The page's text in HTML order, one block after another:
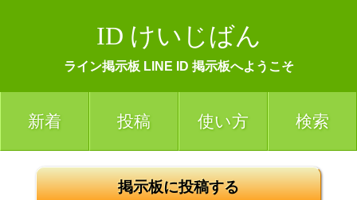
ID けいじばん
ライン掲示板 LINE ID 掲示板へようこそ
新着 投稿 使い方 検索
掲示板に投稿する